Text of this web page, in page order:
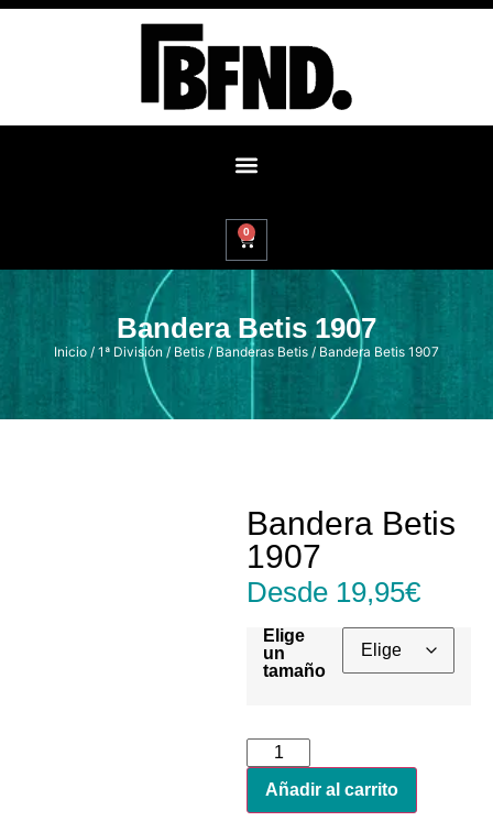
0
Bandera Betis 1907
Inicio / 1ª División /Betis /Banderas Betis / Bandera Betis 1907
Bandera Betis
1907
Desde 19,95€
Elige
un
tamaño
Añadir al carrito